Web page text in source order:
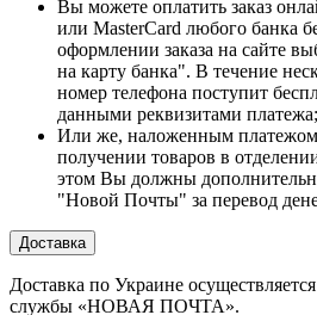
Вы можете оплатить заказ
или MasterCard любого банка
оформлении заказа на сайте
на карту банка". В течение
номер телефона поступит
данными реквизитами платежа;
Или же, наложенным
получении товаров в
этом Вы должны
"Новой Почты" за перевод
Доставка
Доставка по Украине
службы «НОВАЯ ПОЧТА».